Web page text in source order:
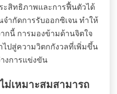
ะสิทธิภาพและการฟื้นตัวได้
จำกัดการรับออกซิเจน ทำให้
นี้ การมองข้ามด้านจิตใจ
ไปสู่ความวิตกกังวลที่เพิ่มขึ้น
งการแข่งขัน
ม่เหมาะสมสามารถ